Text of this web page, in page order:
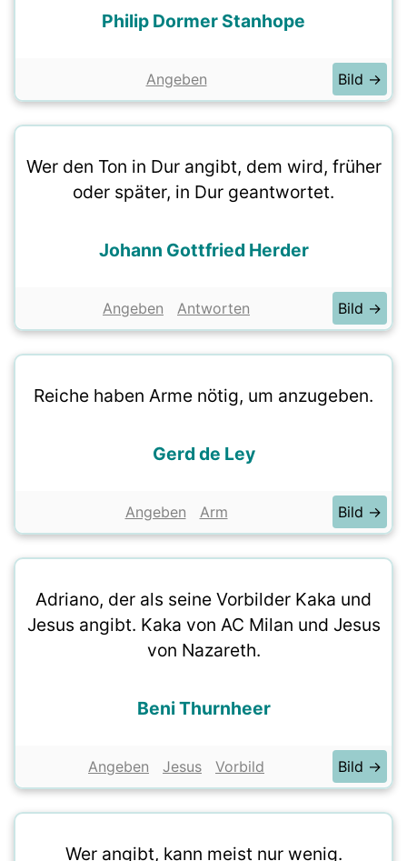
Philip Dormer Stanhope
Angeben Bild →
Wer den Ton in Dur angibt, dem wird, früher
oder später, in Dur geantwortet.
Johann Gottfried Herder
Angeben Antworten Bild →
Reiche haben Arme nötig, um anzugeben.
Gerd de Ley
Angeben Arm Bild →
Adriano, der als seine Vorbilder Kaka und
Jesus angibt. Kaka von AC Milan und Jesus
von Nazareth.
Beni Thurnheer
Angeben Jesus Vorbild Bild →
Wer angibt, kann meist nur wenig.